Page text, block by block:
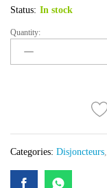
Status: In stock
DISJONCTEUR
MODULAIRE
INGELEC
Quantity:
Categories: Disjoncteurs,